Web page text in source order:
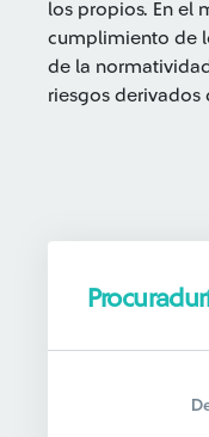
los propios. En el
cumplimiento de
de la
riesgos derivados